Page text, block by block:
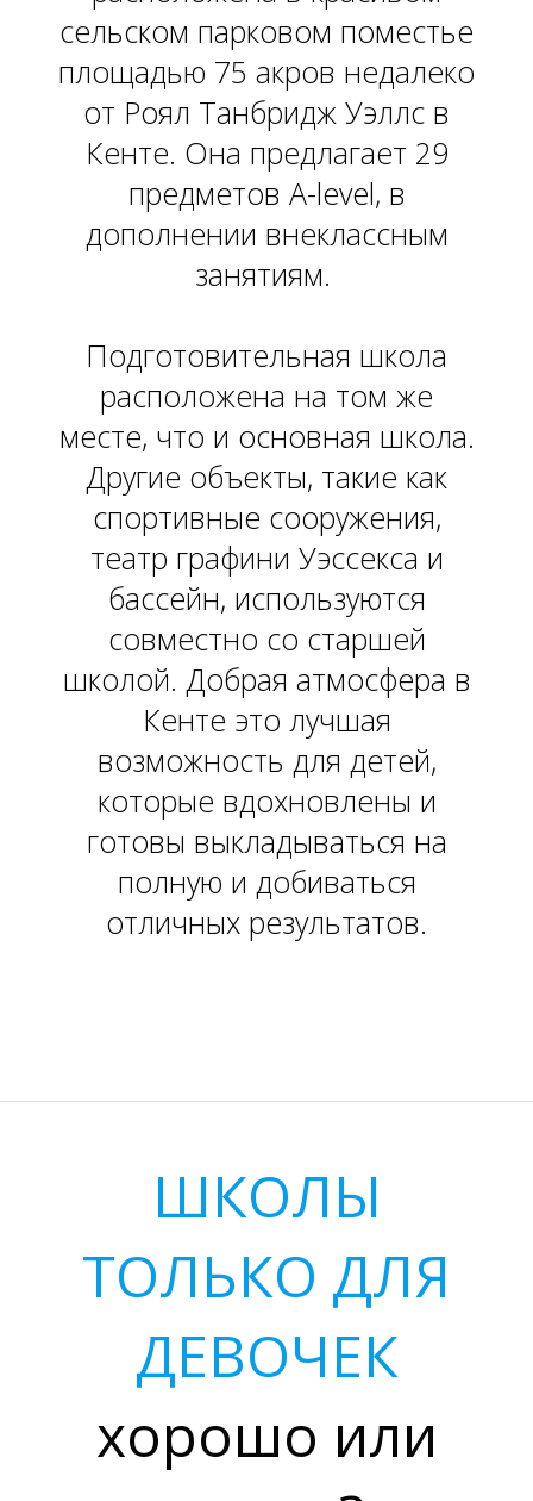
О
Л
сельском парковом поместье
площадью 75 акров недалеко
от Роял Танбридж Уэллс в
Кенте. Она предлагает 29
предметов A-level, в
дополнении внеклассным
занятиям.
Подготовительная школа
расположена на том же
месте, что и основная школа.
Другие объекты, такие как
спортивные сооружения,
театр графини Уэссекса и
бассейн, используются
совместно со старшей
школой. Добрая атмосфера в
Кенте это лучшая
возможность для детей,
которые вдохновлены и
готовы выкладываться на
полную и добиваться
отличных результатов.
ШКОЛЫ
ТОЛЬКО ДЛЯ
ДЕВОЧЕК
хорошо или